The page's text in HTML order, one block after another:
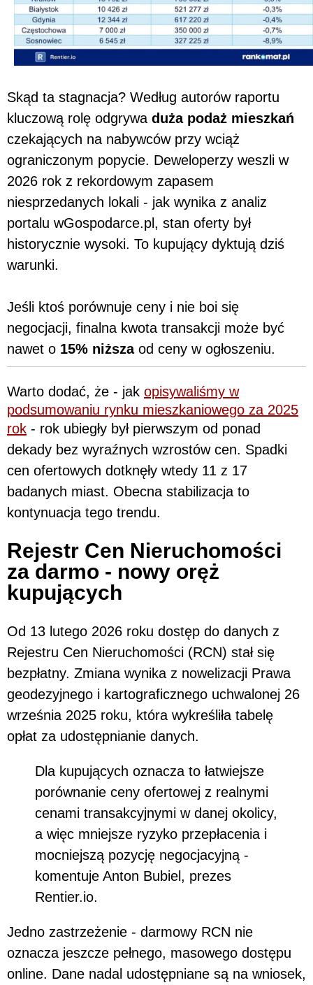
Skąd ta stagnacja? Według autorów raportu
kluczową rolę odgrywa duża podaż mieszkań
czekających na nabywców przy wciąż
ograniczonym popycie. Deweloperzy weszli w
2026 rok z rekordowym zapasem
niesprzedanych lokali - jak wynika z analiz
portalu wGospodarce.pl, stan oferty był
historycznie wysoki. To kupujący dyktują dziś
warunki.
Jeśli ktoś porównuje ceny i nie boi się
negocjacji, finalna kwota transakcji może być
nawet o 15% niższaod ceny w ogłoszeniu.
Warto dodać, że - jak opisywaliśmy w
podsumowaniu rynku mieszkaniowego za 2025
rok - rok ubiegły był pierwszym od ponad
dekady bez wyraźnych wzrostów cen. Spadki
cen ofertowych dotknęły wtedy 11 z 17
badanych miast. Obecna stabilizacja to
kontynuacja tego trendu.
Rejestr Cen Nieruchomości
za darmo - nowy oręż
kupujących
Od 13 lutego 2026 roku dostęp do danych z
Rejestru Cen Nieruchomości (RCN) stał się
bezpłatny. Zmiana wynika z nowelizacji Prawa
geodezyjnego i kartograficznego uchwalonej 26
września 2025 roku, która wykreśliła tabelę
opłat za udostępnianie danych.
Dla kupujących oznacza to łatwiejsze
porównanie ceny ofertowej z realnymi
cenami transakcyjnymi w danej okolicy,
a więc mniejsze ryzyko przepłacenia i
mocniejszą pozycję negocjacyjną -
komentuje Anton Bubiel, prezes
Rentier.io.
Jedno zastrzeżenie - darmowy RCN nie
oznacza jeszcze pełnego, masowego dostępu
online. Dane nadal udostępniane są na wniosek,